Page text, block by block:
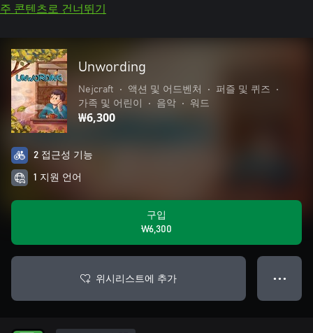
주 콘텐츠로 건너뛰기
Unwording
Nejcraft • 액션 및 어드벤처 • 퍼즐 및 퀴즈
•
가족 및 어린이
• 음악 • 워드
₩6,300
2 접근성 기능
1 지원 언어
구입
₩6,300
위시리스트에 추가 ● ● ●